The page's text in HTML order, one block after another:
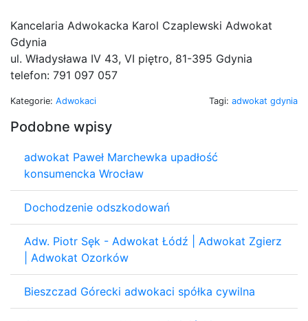
Kancelaria Adwokacka Karol Czaplewski Adwokat
Gdynia
ul. Władysława IV 43, VI piętro, 81-395 Gdynia
telefon: 791 097 057
Kategorie: Adwokaci Tagi: adwokat gdynia
Podobne wpisy
adwokat Paweł Marchewka upadłość
konsumencka Wrocław
Dochodzenie odszkodowań
Adw. Piotr Sęk - Adwokat Łódź | Adwokat Zgierz
| Adwokat Ozorków
Bieszczad Górecki adwokaci spółka cywilna